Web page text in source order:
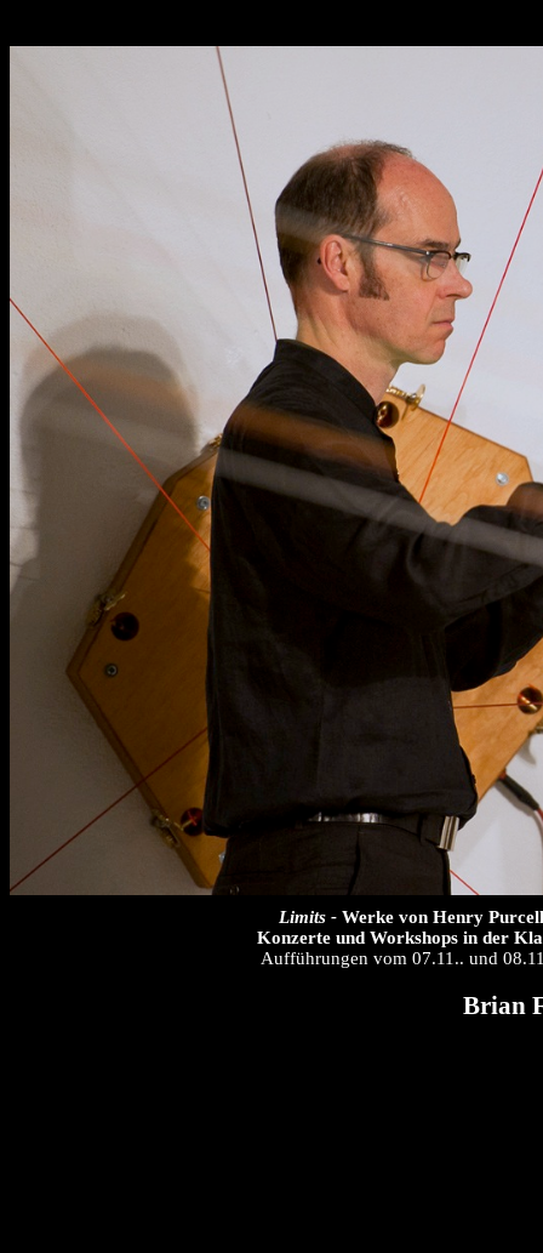
Limits - Werke von Henry
Konzerte und Workshops in der
Aufführungen vom 07.11.. und
Brian